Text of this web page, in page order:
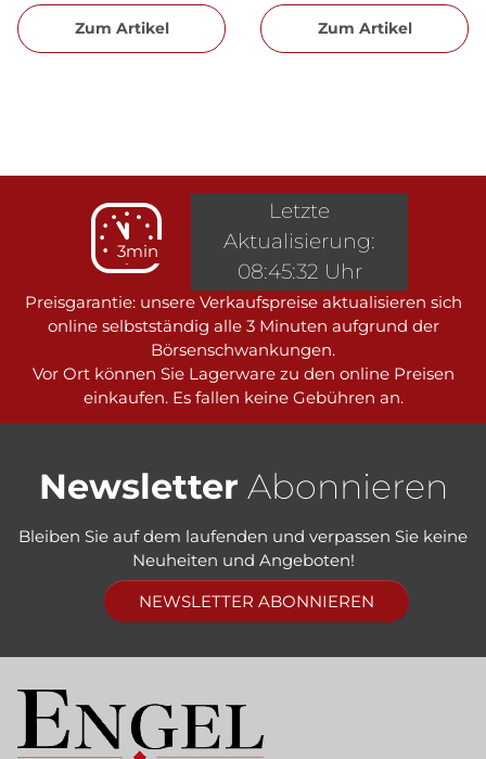
Zum Artikel Zum Artikel
3min
Preisgarantie: unsere Verkaufspreise aktualisieren sich
online selbstständig alle 3 Minuten aufgrund der
Börsenschwankungen.
Vor Ort können Sie Lagerware zu den online Preisen
einkaufen. Es fallen keine Gebühren an.
Letzte
Aktualisierung:
08:45:32 Uhr
Newsletter Abonnieren
Bleiben Sie auf dem laufenden und verpassen Sie keine
Neuheiten und Angeboten!
NEWSLETTER ABONNIEREN